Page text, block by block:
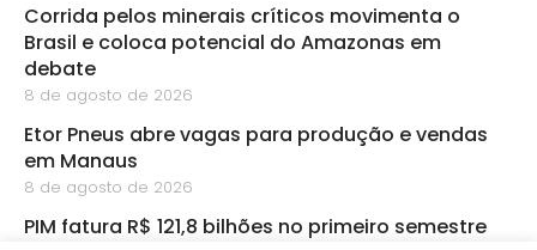
Corrida pelos minerais críticos movimenta o
Brasil e coloca potencial do Amazonas em
debate
8 de agosto de 2026
Etor Pneus abre vagas para produção e vendas
em Manaus
8 de agosto de 2026
PIM fatura R$ 121,8 bilhões no primeiro semestre